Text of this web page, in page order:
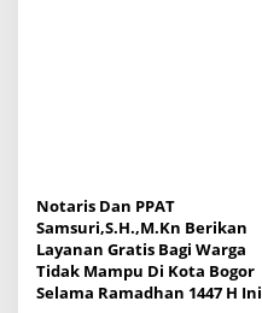
Notaris Dan PPAT
Samsuri,S.H.,M.Kn Berikan
Layanan Gratis Bagi Warga
Tidak Mampu Di Kota Bogor
Selama Ramadhan 1447 H Ini